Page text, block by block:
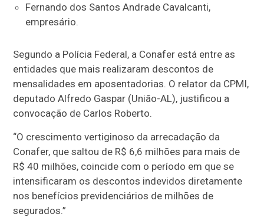
Fernando dos Santos Andrade Cavalcanti,
empresário.
Segundo a Polícia Federal, a Conafer está entre as
entidades que mais realizaram descontos de
mensalidades em aposentadorias. O relator da CPMI,
deputado Alfredo Gaspar (União-AL), justificou a
convocação de Carlos Roberto.
“O crescimento vertiginoso da arrecadação da
Conafer, que saltou de R$ 6,6 milhões para mais de
R$ 40 milhões, coincide com o período em que se
intensificaram os descontos indevidos diretamente
nos benefícios previdenciários de milhões de
segurados.”